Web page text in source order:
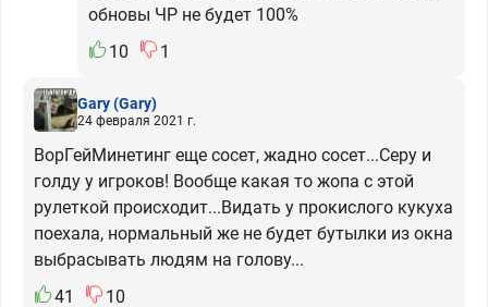
обновы ЧР не будет 100%
10
1
Gary(Gary)
24 февраля 2021 г.
ВорГейМинетинг еще сосет, жадно сосет...Серу и
голду у игроков! Вообще какая то жопа с этой
рулеткой происходит...Видать у прокислого кукуха
поехала, нормальный же не будет бутылки из окна
выбрасывать людям на голову...
41
10